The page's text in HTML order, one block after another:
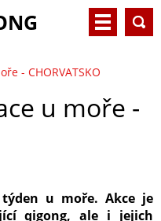
- CHORVATSKO
u moře -
u moře. Akce je
qigong, ale i jejich